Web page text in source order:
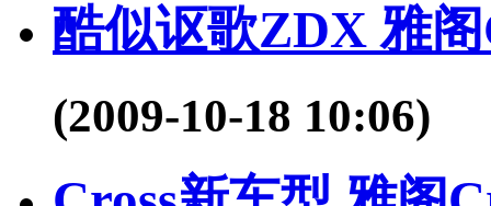
酷似讴歌ZDX 雅
(2009-10-18 10:06)